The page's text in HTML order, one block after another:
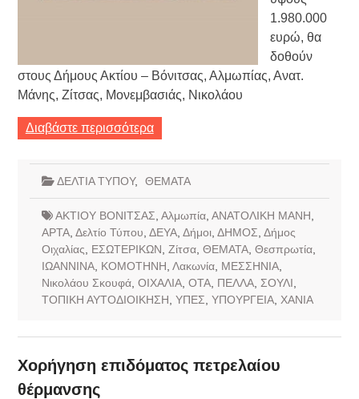
1.980.000
ευρώ, θα
δοθούν
στους Δήμους Ακτίου – Βόνιτσας, Αλμωπίας, Ανατ.
Μάνης, Ζίτσας, Μονεμβασιάς, Νικολάου
Διαβάστε περισσότερα
ΔΕΛΤΙΑ ΤΥΠΟΥ, ΘΕΜΑΤΑ
ΑΚΤΙΟΥ ΒΟΝΙΤΣΑΣ Αλμωπία, ΑΝΑΤΟΛΙΚΗ ΜΑΝΗ
ΑΡΤΑ, Δελτίο Τύπου ΔΕΥΑ, Δήμοι, ΔΗΜΟΣ Δήμος
Οιχαλίας
ΕΣΩΤΕΡΙΚΩΝ Ζίτσα, ΘΕΜΑΤΑ, Θεσπρωτία,
ΙΩΑΝΝΙΝΑ, ΚΟΜΟΤΗΝΗ Λακωνία, ΜΕΣΣΗΝΙΑ,
Νικολάου Σκουφά, ΟΙΧΑΛΙΑ, ΟΤΑ, ΠΕΛΛΑ, ΣΟΥΛΙ
ΤΟΠΙΚΗ ΑΥΤΟΔΙΟΙΚΗΣΗ ΥΠΕΣ ΥΠΟΥΡΓΕΙΑ, ΧΑΝΙΑ
Χορήγηση επιδόματος πετρελαίου
θέρμανσης